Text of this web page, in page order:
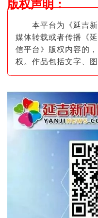
版权声明：
本平台为《延吉新
媒体转载或者传播《
信平台》版权内容的
权。作品包括文字、